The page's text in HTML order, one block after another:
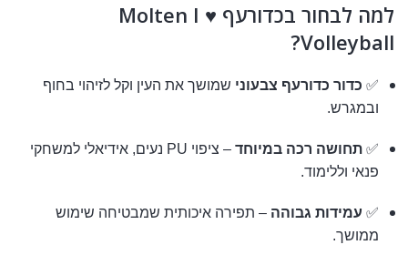
למה לבחור בכדורעף Molten I ♥
Volleyball?
✅ כדור כדורעף צבעוני שמושך את העין וקל לזיהוי בחוף
ובמגרש.
✅ תחושה רכה במיוחד
– ציפוי PU נעים, אידיאלי למשחקי
פנאי וללימוד.
✅ עמידות גבוהה – תפירה איכותית שמבטיחה שימוש
ממושך.